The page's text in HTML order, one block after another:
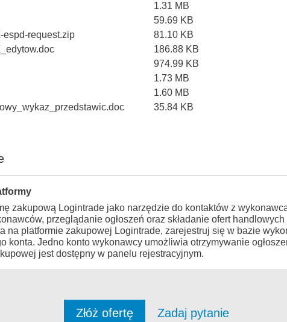
1.31 MB
59.69 KB
request.zip
81.10 KB
186.88 KB
974.99 KB
1.73 MB
1.60 MB
35.84 KB
zakupową Logintrade jako narzędzie do kontaktów z
przeglądanie ogłoszeń oraz składanie ofert handlowych
na platformie zakupowej Logintrade, zarejestruj się w bazie
konta. Jedno konto wykonawcy umożliwia otrzymywanie
jest dostępny w panelu rejestracyjnym.
Złóż ofertę Zadaj pytanie